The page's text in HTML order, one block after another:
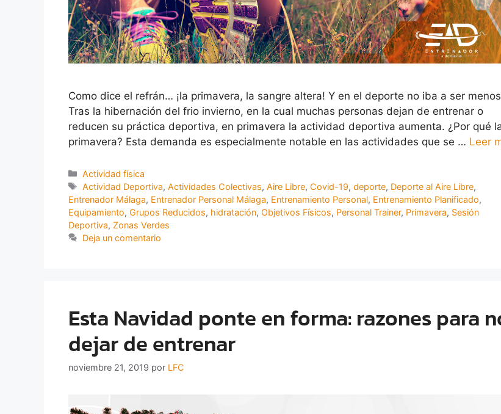
Como dice el refrán… ¡la primavera, la sangre altera! Y en el deporte no iba a ser
Tras la hibernación del frio invierno, en la cual muchas personas dejan de entrenar o
reducen su práctica deportiva, en primavera la actividad deportiva aumenta. ¿Por qué
primavera? Esta demanda es especialmente notable en las actividades que se … Leer
Actividad física
Actividad Deportiva,Actividades Colectivas,Aire Libre, Covid-19,deporte, Deporte al Aire Libre,
Entrenador Málaga, Entrenador Personal Málaga, Entrenamiento Personal, Entrenamiento Planificado,
Equipamiento, Grupos Reducidos, hidratación, Objetivos Físicos, Personal Trainer, Primavera, Sesión
Deportiva, Zonas Verdes
Deja un comentario
Esta Navidad ponte en forma: razones para
dejar de entrenar
noviembre 21, 2019 por LFC